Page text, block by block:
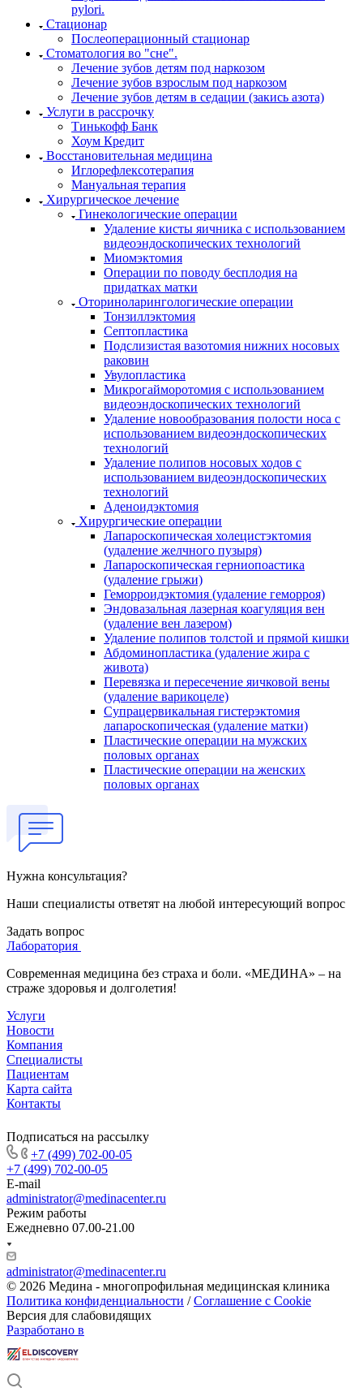
pylori.
Стационар
Послеоперационный стационар
Стоматология во "сне".
Лечение зубов детям под наркозом
Лечение зубов взрослым под наркозом
Лечение зубов детям в седации (закись азота)
Услуги в рассрочку
Тинькофф Банк
Хоум Кредит
Восстановительная медицина
Иглорефлексотерапия
Мануальная терапия
Хирургическое лечение
Гинекологические операции
Удаление кисты яичника с использованием
видеоэндоскопических технологий
Миомэктомия
Операции по поводу бесплодия на
придатках матки
Оториноларингологические операции
Тонзиллэктомия
Септопластика
Подслизистая вазотомия нижних носовых
раковин
Увулопластика
Микрогайморотомия с использованием
видеоэндоскопических технологий
Удаление новообразования полости носа с
использованием видеоэндоскопических
технологий
Удаление полипов носовых ходов с
использованием видеоэндоскопических
технологий
Аденоидэктомия
Хирургические операции
Лапароскопическая холецистэктомия
(удаление желчного пузыря)
Лапароскопическая герниопоастика
(удаление грыжи)
Геморроидэктомия (удаление геморроя)
Эндовазальная лазерная коагуляция вен
(удаление вен лазером)
Удаление полипов толстой и прямой кишки
Абдоминопластика (удаление жира с
живота)
Перевязка и пересечение яичковой вены
(удаление варикоцеле)
Супрацервикальная гистерэктомия
лапароскопическая (удаление матки)
Пластические операции на мужских
половых органах
Пластические операции на женских
половых органах
Нужна консультация?
Наши специалисты ответят на любой интересующий вопрос
Задать вопрос
Лаборатория
Современная медицина без страха и боли. «МЕДИНА» – на
страже здоровья и долголетия!
Услуги
Новости
Компания
Специалисты
Пациентам
Карта сайта
Контакты
Подписаться на рассылку
+7 (499) 702-00-05
+7 (499) 702-00-05
E-mail
administrator@medinacenter.ru
Режим работы
Ежедневно 07.00-21.00
administrator@medinacenter.ru
© 2026 Медина - многопрофильная медицинская клиника
Политика конфиденциальности /Соглашение с Cookie
Версия для слабовидящих
Разработано в